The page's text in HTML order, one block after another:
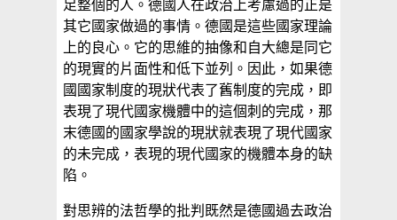
足整個的人。德國人在政治上考慮過的正是
其它國家做過的事情。德國是這些國家理論
上的良心。它的思維的抽像和自大總是同它
的現實的片面性和低下並列。因此，如果德
國國家制度的現狀代表了舊制度的完成，即
表現了現代國家機體中的這個刺的完成，那
末德國的國家學說的現狀就表現了現代國家
的未完成，表現的現代國家的機體本身的缺
陷。
對思辨的法哲學的批判既然是德國過去政治